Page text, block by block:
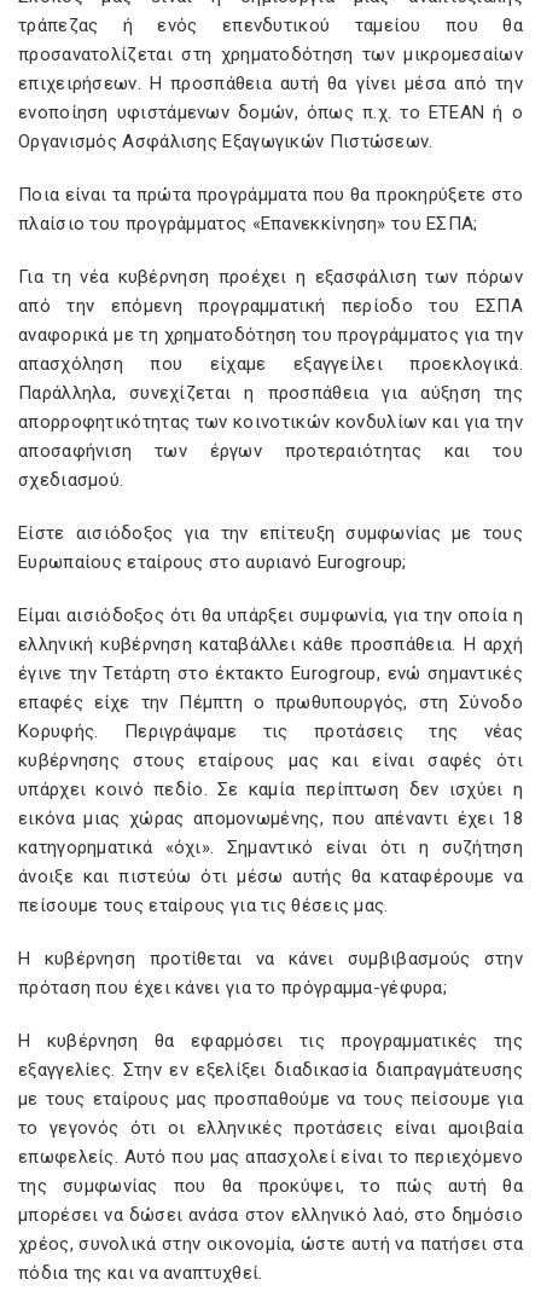
τράπεζας ή ενός επενδυτικού ταμείου που θα
προσανατολίζεται στη χρηματοδότηση των μικρομεσαίων
επιχειρήσεων. Η προσπάθεια αυτή θα γίνει μέσα από την
ενοποίηση υφιστάμενων δομών, όπως π.χ. το ΕΤΕΑΝ ή ο
Οργανισμός Ασφάλισης Εξαγωγικών Πιστώσεων.
Ποια είναι τα πρώτα προγράμματα που θα προκηρύξετε στο
πλαίσιο του προγράμματος «Επανεκκίνηση» του ΕΣΠΑ;
Για τη νέα κυβέρνηση προέχει η εξασφάλιση των πόρων
από την επόμενη προγραμματική περίοδο του ΕΣΠΑ
αναφορικά με τη χρηματοδότηση του προγράμματος για την
απασχόληση που είχαμε εξαγγείλει προεκλογικά.
Παράλληλα, συνεχίζεται η προσπάθεια για αύξηση της
απορροφητικότητας των κοινοτικών κονδυλίων και για την
αποσαφήνιση των έργων προτεραιότητας και του
σχεδιασμού.
Είστε αισιόδοξος για την επίτευξη συμφωνίας με τους
Ευρωπαίους εταίρους στο αυριανό Eurogroup;
Είμαι αισιόδοξος ότι θα υπάρξει συμφωνία, για την οποία η
ελληνική κυβέρνηση καταβάλλει κάθε προσπάθεια. Η αρχή
έγινε την Τετάρτη στο έκτακτο Eurogroup, ενώ σημαντικές
επαφές είχε την Πέμπτη ο πρωθυπουργός, στη Σύνοδο
Κορυφής. Περιγράψαμε τις προτάσεις της νέας
κυβέρνησης στους εταίρους μας και είναι σαφές ότι
υπάρχει κοινό πεδίο. Σε καμία περίπτωση δεν ισχύει η
εικόνα μιας χώρας απομονωμένης, που απέναντι έχει 18
κατηγορηματικά «όχι». Σημαντικό είναι ότι η συζήτηση
άνοιξε και πιστεύω ότι μέσω αυτής θα καταφέρουμε να
πείσουμε τους εταίρους για τις θέσεις μας.
Η κυβέρνηση προτίθεται να κάνει συμβιβασμούς στην
πρόταση που έχει κάνει για το πρόγραμμα-γέφυρα;
Η κυβέρνηση θα εφαρμόσει τις προγραμματικές της
εξαγγελίες. Στην εν εξελίξει διαδικασία διαπραγμάτευσης
με τους εταίρους μας προσπαθούμε να τους πείσουμε για
το γεγονός ότι οι ελληνικές προτάσεις είναι αμοιβαία
επωφελείς. Αυτό που μας απασχολεί είναι το περιεχόμενο
της συμφωνίας που θα προκύψει, το πώς αυτή θα
μπορέσει να δώσει ανάσα στον ελληνικό λαό, στο δημόσιο
χρέος, συνολικά στην οικονομία, ώστε αυτή να πατήσει στα
πόδια της και να αναπτυχθεί.